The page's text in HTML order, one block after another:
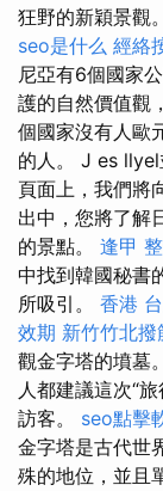
狂野的新穎景觀。
seo是什么 經絡
尼亞有6個國家
護的自然價值觀
個國家沒有人歐
的人。 J es
頁面上，我們將
出中，您將了解
的景點。 逢甲
中找到韓國秘書
所吸引。 香港
效期 新竹竹北撥
觀金字塔的墳墓。
人都建議這次“
訪客。 seo點擊
金字塔是古代世
殊的地位，並且